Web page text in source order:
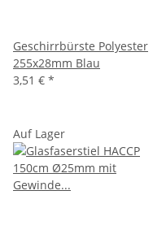
Geschirrbürste Polyester
255x28mm Blau
3,51 € *
Auf Lager